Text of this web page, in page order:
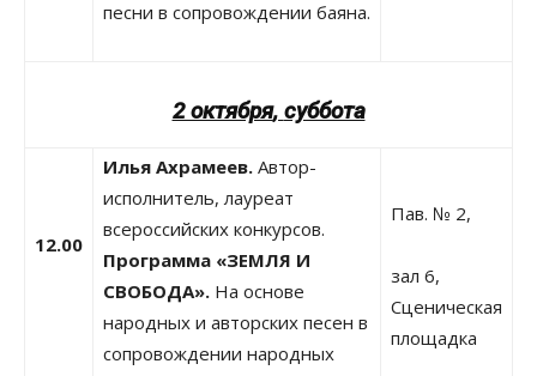
песни в сопровождении баяна.
2 октября, суббота
12.00
Илья Ахрамеев. Автор-
исполнитель, лауреат
всероссийских конкурсов.
Программа «ЗЕМЛЯ И
СВОБОДА». На основе
народных и авторских песен в
сопровождении народных
Пав. № 2,
зал 6,
Сценическая
площадка